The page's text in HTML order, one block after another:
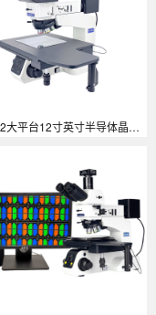
芜湖MT12大平台12寸英寸半导体晶圆芯片检查金相显微镜